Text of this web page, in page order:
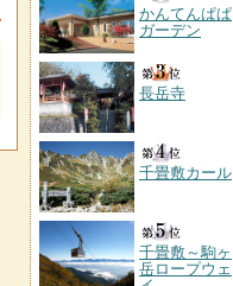
かんてんぱぱ
ガーデン
長岳寺
千畳敷カール
千畳敷～駒ヶ
岳ロープウェ